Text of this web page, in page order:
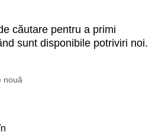
căutare pentru a primi
sunt disponibile potriviri noi.